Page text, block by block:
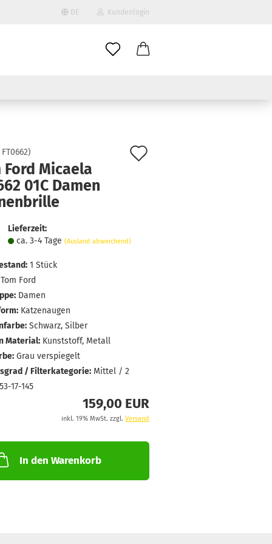
DE Kundenlogin
vergessen?
FT0662)
Ford Micaela
01C Damen
Lieferzeit:
ca. 3-4 Tage (Ausland abweichend)
1 Stück
Tom Ford
Damen
Katzenaugen
Schwarz, Silber
Material: Kunststoff, Metall
Grau verspiegelt
/ Filterkategorie: Mittel / 2
17-145
159,00 EUR
inkl. 19% MwSt. zzgl. Versand
In den Warenkorb